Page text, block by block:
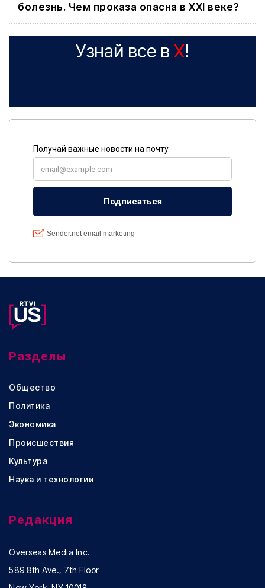
болезнь. Чем проказа опасна в XXI веке?
Узнай все в X!
Разделы
Общество
Политика
Экономика
Происшествия
Культура
Наука и технологии
Редакция
Overseas Media Inc.
589 8th Ave., 7th Floor